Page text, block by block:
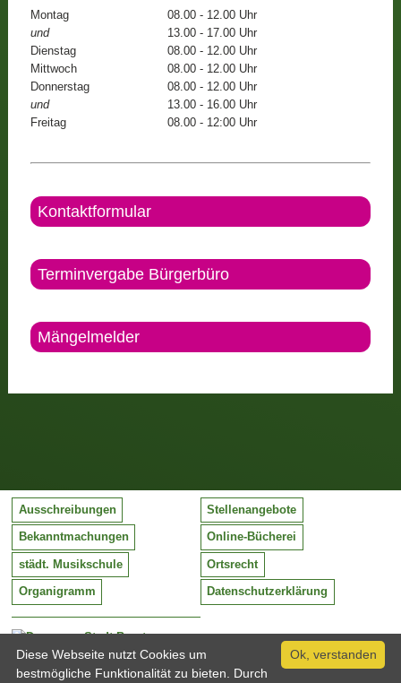
Montag
08.00 - 12.00 Uhr
und
13.00 - 17.00 Uhr
Dienstag
08.00 - 12.00 Uhr
Mittwoch
08.00 - 12.00 Uhr
Donnerstag
08.00 - 12.00 Uhr
und
13.00 - 16.00 Uhr
Freitag
08.00 - 12:00 Uhr
Kontaktformular
Terminvergabe Bürgerbüro
Mängelmelder
Stadt Barntrup
Mittelstraße 38
32683 Barntrup
Ausschreibungen Stellenangebote
Bekanntmachungen Online-Bücherei
städt. Musikschule Ortsrecht
Organigramm Datenschutzerklärung
Ok, verstanden
Diese Webseite nutzt Cookies um
bestmögliche Funktionalität zu bieten. Durch